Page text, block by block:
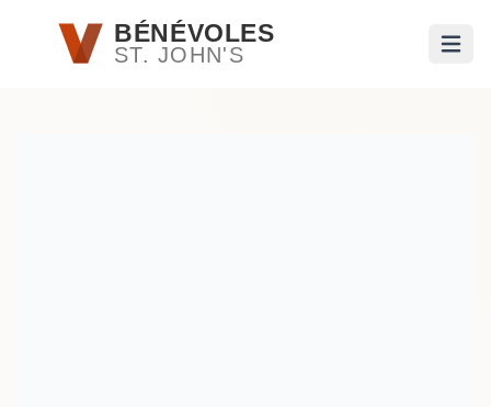
Passer au contenu principal
BÉNÉVOLES
ST. JOHN'S